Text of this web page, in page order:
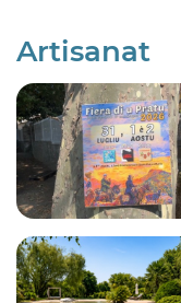
Artisanat